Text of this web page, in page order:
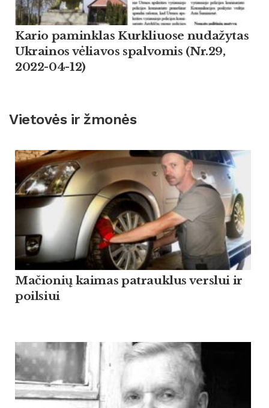
Kario paminklas Kurkliuose nudažytas
Ukrainos vėliavos spalvomis (Nr.29,
2022-04-12)
Vietovės ir žmonės
Mačionių kaimas patrauklus verslui ir
poilsiui